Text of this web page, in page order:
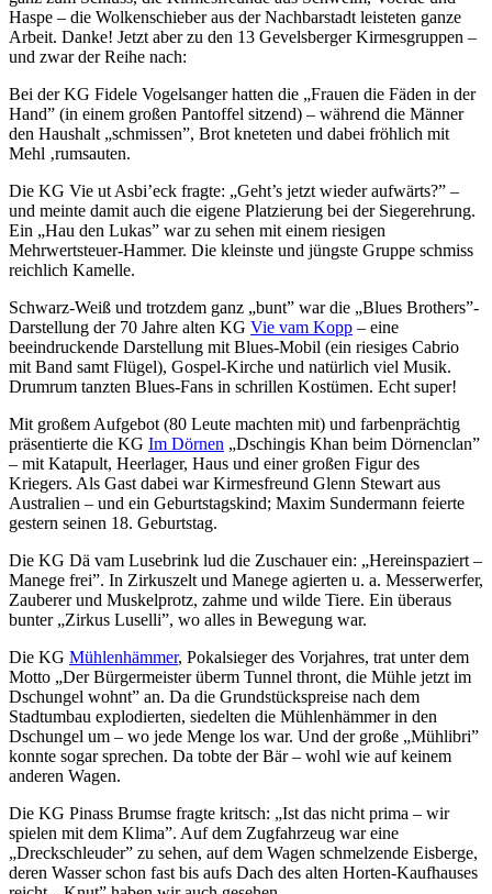
Haspe – die Wolkenschieber aus der Nachbarstadt leisteten ganze
Arbeit. Danke! Jetzt aber zu den 13 Gevelsberger Kirmesgruppen –
und zwar der Reihe nach:
Bei der KG Fidele Vogelsanger hatten die „Frauen die Fäden in der
Hand” (in einem großen Pantoffel sitzend) – während die Männer
den Haushalt „schmissen”, Brot kneteten und dabei fröhlich mit
Mehl ‚rumsauten.
Die KG Vie ut Asbi’eck fragte: „Geht’s jetzt wieder aufwärts?” –
und meinte damit auch die eigene Platzierung bei der Siegerehrung.
Ein „Hau den Lukas” war zu sehen mit einem riesigen
Mehrwertsteuer-Hammer. Die kleinste und jüngste Gruppe schmiss
reichlich Kamelle.
Schwarz-Weiß und trotzdem ganz „bunt” war die „Blues Brothers”-
Darstellung der 70 Jahre alten KG Vie vam Kopp – eine
beeindruckende Darstellung mit Blues-Mobil (ein riesiges Cabrio
mit Band samt Flügel), Gospel-Kirche und natürlich viel Musik.
Drumrum tanzten Blues-Fans in schrillen Kostümen. Echt super!
Mit großem Aufgebot (80 Leute machten mit) und farbenprächtig
präsentierte die KG Im Dörnen „Dschingis Khan beim Dörnenclan”
– mit Katapult, Heerlager, Haus und einer großen Figur des
Kriegers. Als Gast dabei war Kirmesfreund Glenn Stewart aus
Australien – und ein Geburtstagskind; Maxim Sundermann feierte
gestern seinen 18. Geburtstag.
Die KG Dä vam Lusebrink lud die Zuschauer ein: „Hereinspaziert –
Manege frei”. In Zirkuszelt und Manege agierten u. a. Messerwerfer,
Zauberer und Muskelprotz, zahme und wilde Tiere. Ein überaus
bunter „Zirkus Luselli”, wo alles in Bewegung war.
Die KG Mühlenhämmer, Pokalsieger des Vorjahres, trat unter dem
Motto „Der Bürgermeister überm Tunnel thront, die Mühle jetzt im
Dschungel wohnt” an. Da die Grundstückspreise nach dem
Stadtumbau explodierten, siedelten die Mühlenhämmer in den
Dschungel um – wo jede Menge los war. Und der große „Mühlibri”
konnte sogar sprechen. Da tobte der Bär – wohl wie auf keinem
anderen Wagen.
Die KG Pinass Brumse fragte kritsch: „Ist das nicht prima – wir
spielen mit dem Klima”. Auf dem Zugfahrzeug war eine
„Dreckschleuder” zu sehen, auf dem Wagen schmelzende Eisberge,
deren Wasser schon fast bis aufs Dach des alten Horten-Kaufhauses